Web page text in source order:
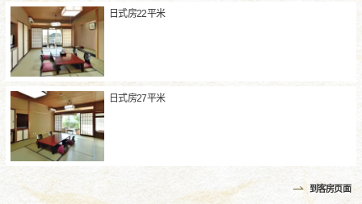
日式房22平米
日式房27平米
到客房页面